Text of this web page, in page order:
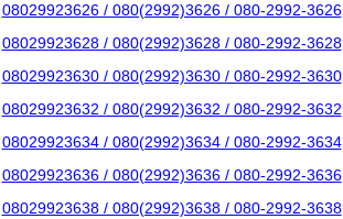
08029923626 / 080(2992)3626 / 080-2992-3626
08029923628 / 080(2992)3628 / 080-2992-3628
08029923630 / 080(2992)3630 / 080-2992-3630
08029923632 / 080(2992)3632 / 080-2992-3632
08029923634 / 080(2992)3634 / 080-2992-3634
08029923636 / 080(2992)3636 / 080-2992-3636
08029923638 / 080(2992)3638 / 080-2992-3638